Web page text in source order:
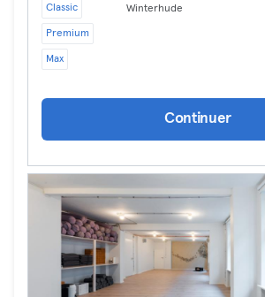
Classic
Premium
Max
Winterhude
Continuer